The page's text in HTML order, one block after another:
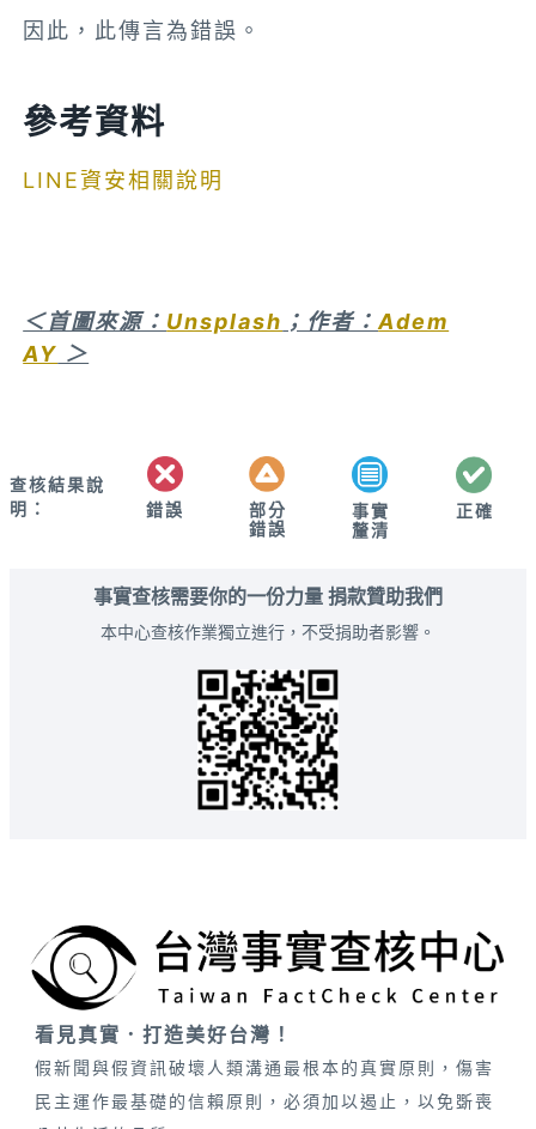
因此，此傳言為錯誤。
參考資料
LINE資安相關說明
＜首圖來源： Unsplash ；作者：Adem
AY ＞
查核結果說
明：
錯誤
部分
錯誤
事實
釐清
正確
事實查核需要你的一份力量 捐款贊助我們
本中心查核作業獨立進行，不受捐助者影響。
看見真實．打造美好台灣！
假新聞與假資訊破壞人類溝通最根本的真實原則，傷害
民主運作最基礎的信賴原則，必須加以遏止，以免斲喪